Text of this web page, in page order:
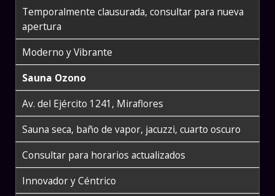
Temporalmente clausurada, consultar para nueva
apertura
Moderno y Vibrante
Sauna Ozono
Av. del Ejército 1241, Miraflores
Sauna seca, baño de vapor, jacuzzi, cuarto oscuro
Consultar para horarios actualizados
Innovador y Céntrico